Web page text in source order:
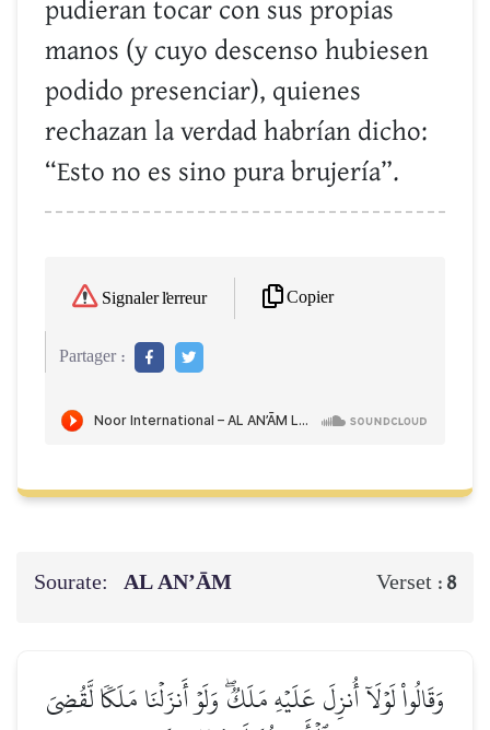
pudieran tocar con sus propias
manos (y cuyo descenso hubiesen
podido presenciar), quienes
rechazan la verdad habrían dicho:
“Esto no es sino pura brujería”.
Signaler l'erreur Copier
Partager :
Sourate: AL AN’ĀM Verset : 8
وَقَالُواْ لَوۡلَآ أُنزِلَ عَلَيۡهِ مَلَكٞۖ وَلَوۡ أَنزَلۡنَا مَلَكٗا لَّقُضِيَ